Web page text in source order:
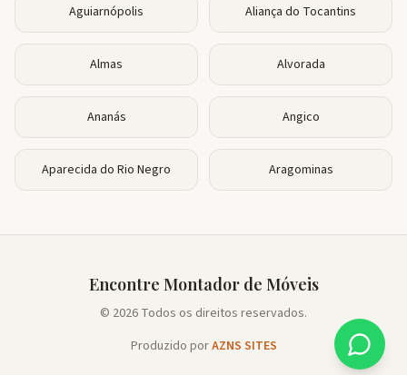
Aguiarnópolis Aliança do Tocantins
Almas Alvorada
Ananás Angico
Aparecida do Rio Negro Aragominas
Encontre Montador de Móveis
© 2026 Todos os direitos reservados.
Produzido porAZNS SITES